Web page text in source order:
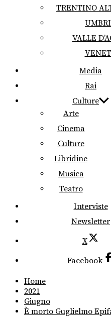
TRENTINO
VALLE
Media
Rai
Culture
Arte
Cinema
Culture
Libridine
Musica
Teatro
Interviste
Newsletter
X
Facebook
Home
2021
Giugno
È morto Guglielmo